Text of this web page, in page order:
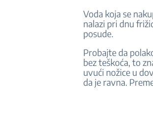
Voda koja se
nalazi pri dnu
posude.
Probajte da
bez teškoća, to
uvući nožice u
da je ravna.